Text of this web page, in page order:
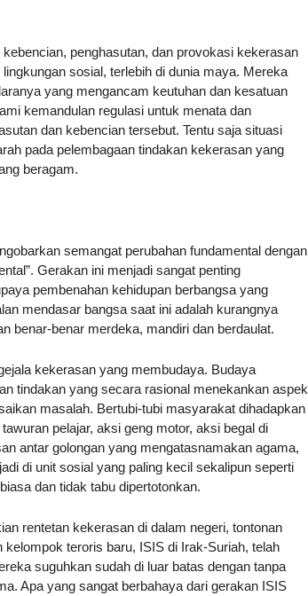
penghasutan, dan provokasi kekerasan
sosial, terlebih di dunia maya. Mereka
yang mengancam keutuhan dan kesatuan
kemandulan regulasi untuk menata dan
dan kebencian tersebut. Tentu saja situasi
pada pelembagaan tindakan kekerasan yang
beragam.
semangat perubahan fundamental dengan
Gerakan ini menjadi sangat penting
pembenahan kehidupan berbangsa yang
mendasar bangsa saat ini adalah kurangnya
benar-benar merdeka, mandiri dan berdaulat.
kekerasan yang membudaya. Budaya
tindakan yang secara rasional menekankan aspek
masalah. Bertubi-tubi masyarakat dihadapkan
pelajar, aksi geng motor, aksi begal di
antar golongan yang mengatasnamakan agama,
di unit sosial yang paling kecil sekalipun seperti
dan tidak tabu dipertotonkan.
rentetan kekerasan di dalam negeri, tontonan
teroris baru, ISIS di Irak-Suriah, telah
suguhkan sudah di luar batas dengan tanpa
Apa yang sangat berbahaya dari gerakan ISIS